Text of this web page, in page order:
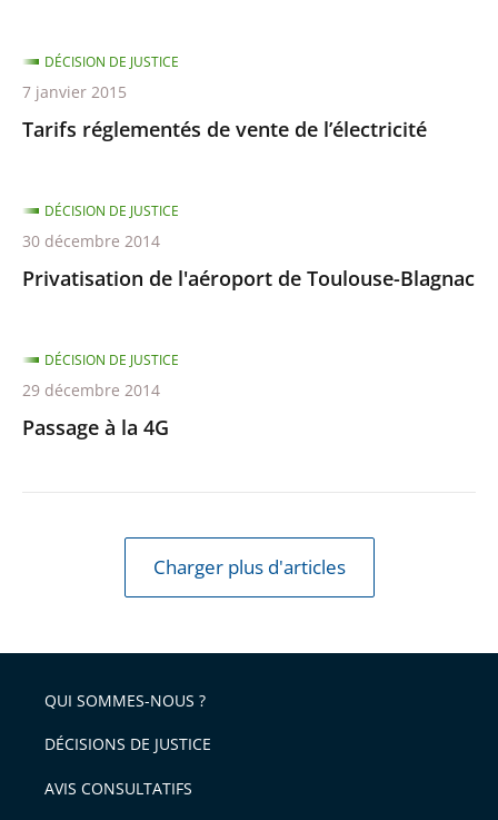
Tarifs réglementés de vente de l’électricité
DÉCISION DE JUSTICE
7 janvier 2015
Privatisation de l'aéroport de Toulouse-Blagnac
DÉCISION DE JUSTICE
30 décembre 2014
Passage à la 4G
DÉCISION DE JUSTICE
29 décembre 2014
Charger plus d'articles
QUI SOMMES-NOUS ?
DÉCISIONS DE JUSTICE
AVIS CONSULTATIFS